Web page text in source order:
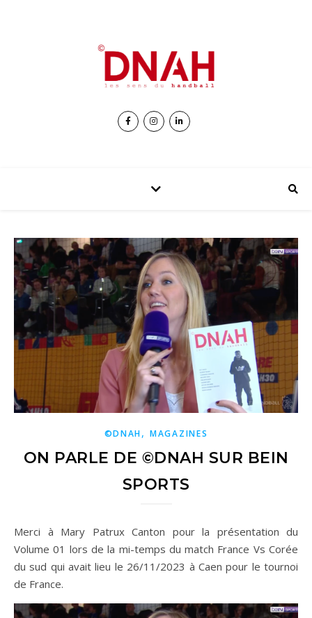
©DNAH,MAGAZINES
ON PARLE DE ©DNAH SUR BEIN
SPORTS
Merci à Mary Patrux Canton pour la présentation du
Volume 01 lors de la mi-temps du match France Vs Corée
du sud qui avait lieu le 26/11/2023 à Caen pour le tournoi
de France.